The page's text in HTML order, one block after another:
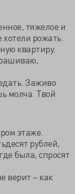
тяжелое и
рожать.
квартиру.
Заживо
молча. Твой
этаже.
рублей,
была, спросят
верит – как